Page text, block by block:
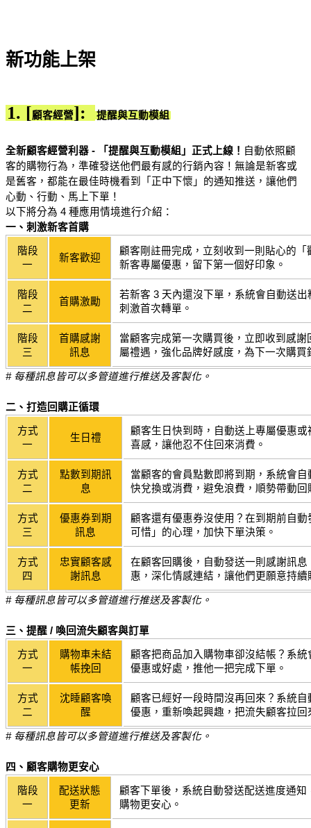
新功能上架
1. [顧客經營]: 提醒與互動模組
全新顧客經營利器 - 「提醒與互動模組」正式上線 ！ 自動依照顧
客的購物行為，準確發送他們最有感的行銷內容！無論是新客或
是舊客，都能在最佳時機看到「正中下懷」的通知推送，讓他們
心動、行動、馬上下單！
以下將分為 4 種應用情境進行介紹：
一、刺激新客首購
階段
一
新客歡迎
顧客剛註冊完成，立刻收到一則貼心的
新客專屬優惠，留下第一個好印象。
階段
二
首購激勵
若新客 3 天內還沒下單，系統會自動送
刺激首次轉單。
階段
三
首購感謝
訊息
當顧客完成第一次購買後，立即收到感
屬禮遇，強化品牌好感度，為下一次購買
# 每種訊息皆可以多管道進行推送及客製化。
二、打造回購正循環
方式
一
生日禮
顧客生日快到時，自動送上專屬優惠
喜感，讓他忍不住回來消費。
方式
二
點數到期訊
息
當顧客的會員點數即將到期，系統會
快兌換或消費，避免浪費，順勢帶動回
方式
三
優惠券到期
訊息
顧客還有優惠券沒使用？在到期前自
可惜」的心理，加快下單決策。
方式
四
忠實顧客感
謝訊息
在顧客回購後，自動發送一則感謝訊
惠，深化情感連結，讓他們更願意持續
# 每種訊息皆可以多管道進行推送及客製化。
三、提醒 / 喚回流失顧客與訂單
方式
一
購物車未結
帳挽回
顧客把商品加入購物車卻沒結帳？系
優惠或好處，推他一把完成下單。
方式
二
沈睡顧客喚
醒
顧客已經好一段時間沒再回來？系統
優惠，重新喚起興趣，把流失顧客拉回
# 每種訊息皆可以多管道進行推送及客製化。
四、顧客購物更安心
階段
一
配送狀態
更新
顧客下單後，系統自動發送配送進度通
購物更安心。